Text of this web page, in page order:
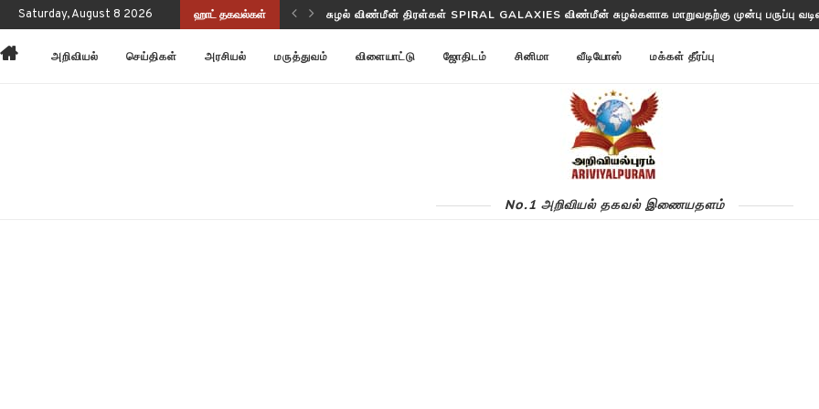
Saturday, August 8 2026 ஹாட் தகவல்கள்
செயல்திறனையும் மேம்படுத்துகிறது! சுழல் விண்மீன் திரள்கள் SPIRAL GALAXIES விண்மீன் சுழல்களாக மாறுவதற்கு முன்பு பருப்பு
அறிவியல் செய்திகள் அரசியல் மருத்துவம் விளையாட்டு ஜோதிடம் சினிமா வீடியோஸ் மக்கள் தீர்ப்பு
No.1 அறிவியல் தகவல் இணையதளம்